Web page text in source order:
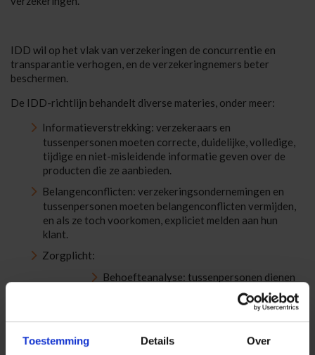
Toestemming Details Over
IDD wil op het vlak van verzekeringen de concurrentie en
transparantie verhogen, en de verzekeringnemers beter
beschermen.
De IDD-richtlijn behandelt diverse materies, onder meer:
Informatieverstrekking: verzekeraars en
tussenpersonen moeten correcte, duidelijke, volledige,
tijdige en niet-misleidende informatie geven over de
producten die ze aanbieden.
Belangenconflicten: verzekeringsondernemingen en
tussenpersonen moeten belangenconflicten vermijden,
en als ze toch voorkomen, expliciet melden aan hun
klant.
Zorgplicht:
Behoefteanalyse: tussenpersonen dienen
voor de sluiting van een contract op basis
van de door de klant verstrekte informatie
de verlangens en behoeften vast te stellen
en erover te waken dat iedere
voorgestelde verzekeringsovereenkomst